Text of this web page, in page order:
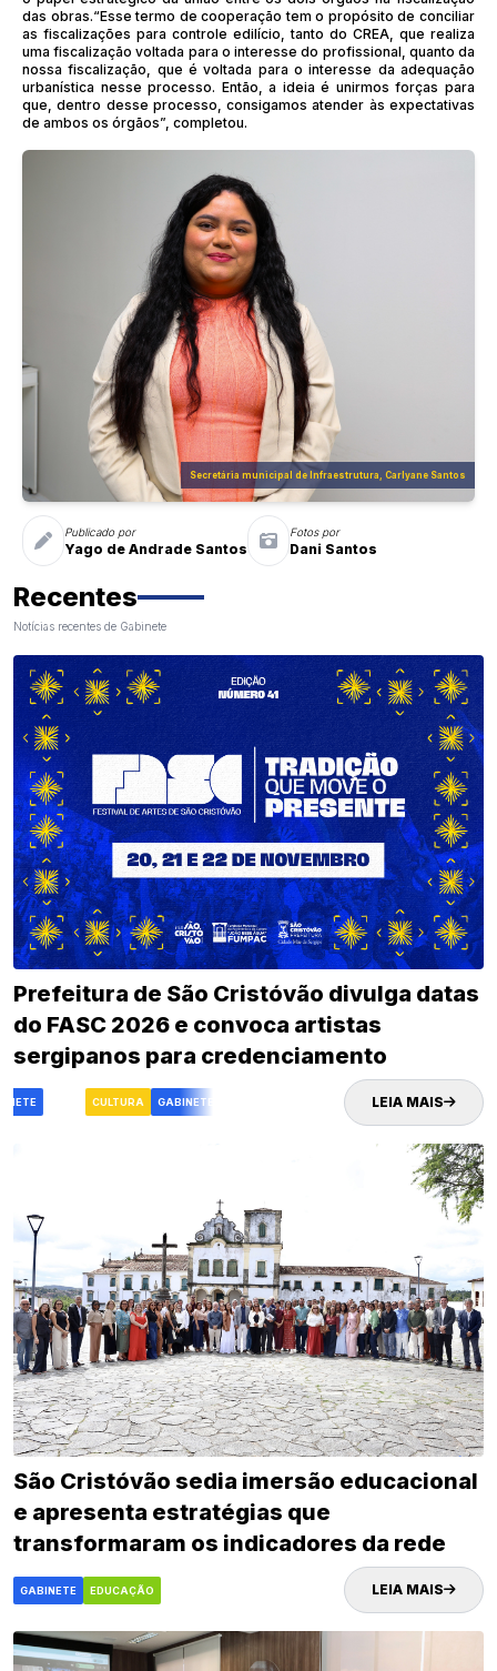
das obras.“Esse termo de cooperação tem o propósito de conciliar
as fiscalizações para controle edilício, tanto do CREA, que realiza
uma fiscalização voltada para o interesse do profissional, quanto da
nossa fiscalização, que é voltada para o interesse da adequação
urbanística nesse processo. Então, a ideia é unirmos forças para
que, dentro desse processo, consigamos atender às expectativas
de ambos os órgãos”, completou.
Secretária municipal de Infraestrutura, Carlyane Santos
Publicado por
Yago de Andrade Santos
Fotos por
Dani Santos
Recentes
Notícias recentes de Gabinete
Prefeitura de São Cristóvão divulga datas
do FASC 2026 e convoca artistas
sergipanos para credenciamento
CULTURA GABINETE LEIA MAIS
São Cristóvão sedia imersão educacional
e apresenta estratégias que
transformaram os indicadores da rede
municipal
GABINETE EDUCAÇÃO LEIA MAIS